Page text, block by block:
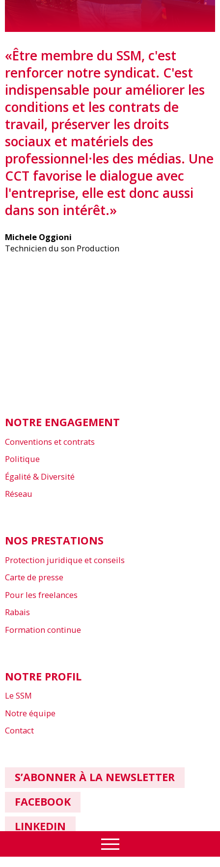
«Être membre du SSM, c'est
renforcer notre syndicat. C'est
indispensable pour améliorer les
conditions et les contrats de
travail, préserver les droits
sociaux et matériels des
professionnel·les des médias. Une
CCT favorise le dialogue avec
l'entreprise, elle est donc aussi
dans son intérêt.»
Michele Oggioni
Technicien du son Production
NOTRE ENGAGEMENT
Conventions et contrats
Politique
Égalité & Diversité
Réseau
NOS PRESTATIONS
Protection juridique et conseils
Carte de presse
Pour les freelances
Rabais
Formation continue
NOTRE PROFIL
Le SSM
Notre équipe
Contact
S’ABONNER À LA NEWSLETTER
FACEBOOK
LINKEDIN